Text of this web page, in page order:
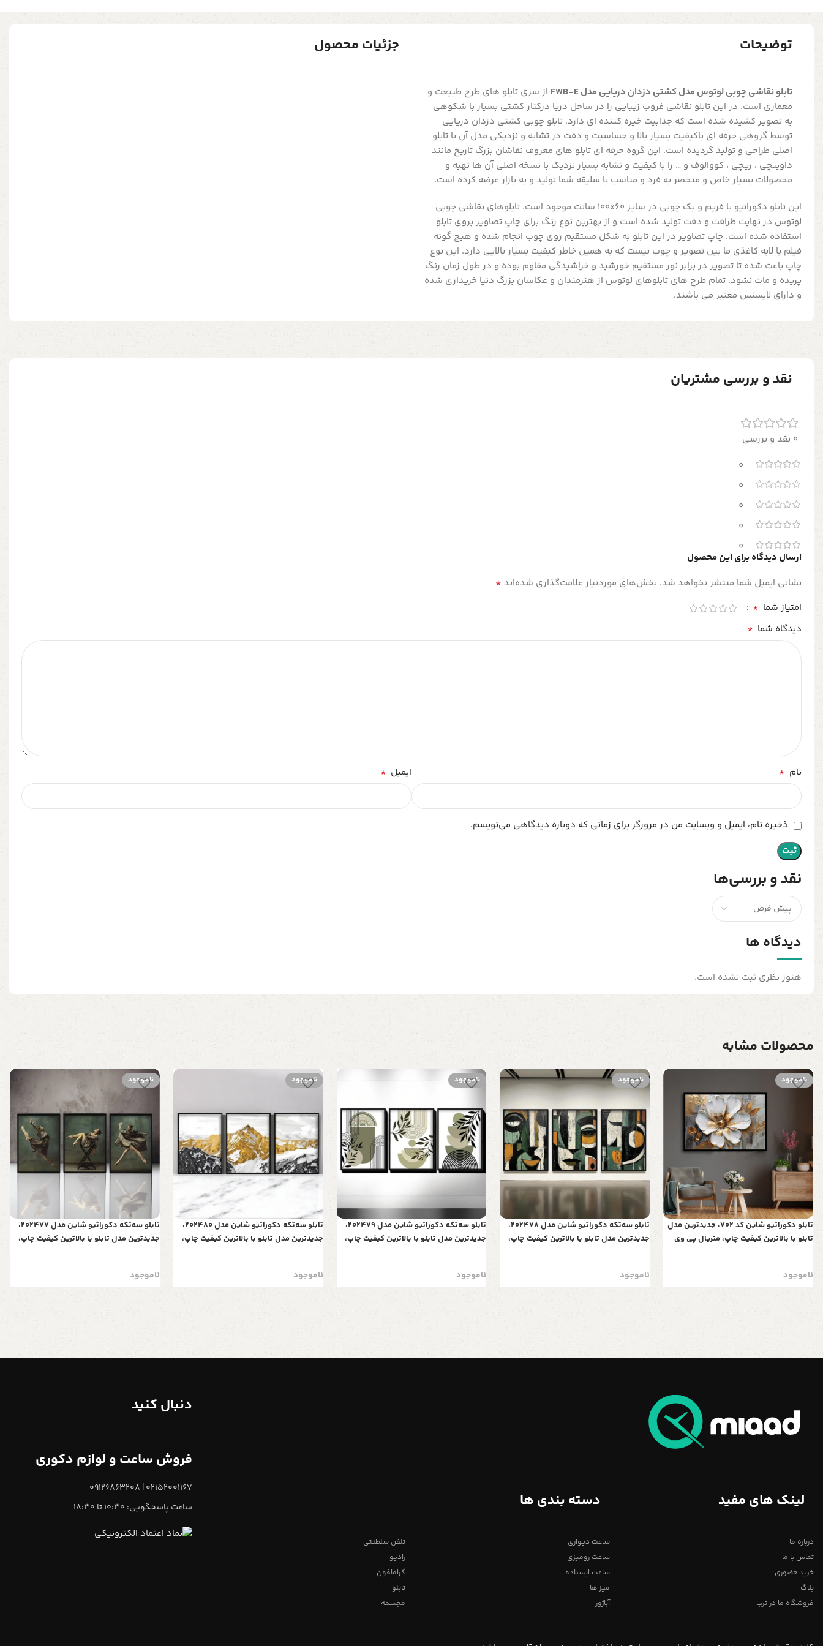
توضیحات
تابلو نقاشی چوبی لوتوس مدل کشتی دزدان دریایی مدل FWB-E
از سری تابلو های طرح طبیعت و
معماری است. در این تابلو نقاشی غروب زیبایی را در ساحل دریا درکنار کشتی بسیار با شکوهی
به تصویر کشیده شده است که جذابیت خیره کننده ای دارد. تابلو چوبی کشتی دزدان دریایی
توسط گروهی حرفه ای باکیفیت بسیار بالا و حساسیت و دقت در تشابه و نزدیکی مدل آن با تابلو
اصلی طراحی و تولید گردیده است. این گروه حرفه ای تابلو های معروف نقاشان بزرگ تاریخ مانند
داوینچی ، ریچی ، کووالوف و … را با کیفیت و تشابه بسیار نزدیک با نسخه اصلی آن ها تهیه و
محصولات بسیار خاص و منحصر به فرد و مناسب با سلیقه شما تولید و به بازار عرضه کرده است.
این تابلو دکوراتیو با فریم و بک چوبی در سایز 100x60 سانت موجود است. تابلوهای نقاشی چوبی
لوتوس در نهایت ظرافت و دقت تولید شده است و از بهترین نوع رنگ برای چاپ تصاویر بروی تابلو
استفاده شده است. چاپ تصاویر در این تابلو به شکل مستقیم روی چوب انجام شده و هیچ گونه
فیلم یا لایه کاغذی ما بین تصویر و چوب نیست که به همین خاطر کیفیت بسیار بالایی دارد. این نوع
چاپ باعث شده تا تصویر در برابر نور مستقیم خورشید و خراشیدگی مقاوم بوده و در طول زمان رنگ
پریده و مات نشود. تمام طرح های تابلوهای لوتوس از هنرمندان و عکاسان بزرگ دنیا خریداری شده
و دارای لایسنس معتبر می باشند.
جزئیات محصول
نقد و بررسی مشتریان
0 نقد و بررسی
0
0
0
0
0
نقد و بررسی‌ها
دیدگاه ها
هنوز نظری ثبت نشده است.
ارسال دیدگاه برای این محصول
نشانی ایمیل شما منتشر نخواهد شد. بخش‌های موردنیاز علامت‌گذاری شده‌اند *
امتیاز شما *
دیدگاه شما *
نام * ایمیل *
ذخیره نام، ایمیل و وبسایت من در مرورگر برای زمانی که دوباره دیدگاهی می‌نویسم.
محصولات مشابه
ناموجود
تابلو دکوراتیو شاین کد 702، جدیدترین مدل
تابلو با بالاترین کیفیت چاپ، متریال پی وی
انتزاعی گل سفید و رنگ طلایی
ناموجود
ناموجود
تابلو سه‌تکه دکوراتیو شاین مدل 202478،
جدیدترین مدل تابلو با بالاترین کیفیت چاپ،
ناموجود
ناموجود
تابلو سه‌تکه دکوراتیو شاین مدل 202479،
جدیدترین مدل تابلو با بالاترین کیفیت چاپ،
ناموجود
ناموجود
تابلو سه‌تکه دکوراتیو شاین مدل 202480،
جدیدترین مدل تابلو با بالاترین کیفیت چاپ،
ناموجود
ناموجود
تابلو سه‌تکه دکوراتیو شاین مدل 202477،
جدیدترین مدل تابلو با بالاترین کیفیت چاپ،
ناموجود
لینک های مفید
درباره ما
تماس با ما
خرید حضوری
بلاگ
فروشگاه ما در ترب
دسته بندی ها
ساعت دیواری
ساعت رومیزی
ساعت ایستاده
میز ها
آباژور
تلفن سلطنتی
رادیو
گرامافون
تابلو
مجسمه
دنبال کنید
فروش ساعت و لوازم دکوری
02152001167 | 09126863208
ساعت پاسخگویی: 10:30 تا 18:30